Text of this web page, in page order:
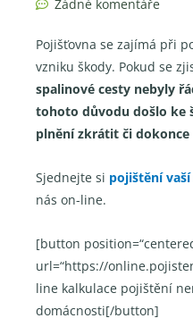
Žádné komentáře
Pojišťovna se zajímá při
vzniku škody. Pokud se
spalinové cesty nebyly
tohoto důvodu došlo ke
plnění zkrátit či
Sjednejte si pojištění
nás on-line.
[button
url=“https://
line kalkulace pojištění
domácnosti[/button]